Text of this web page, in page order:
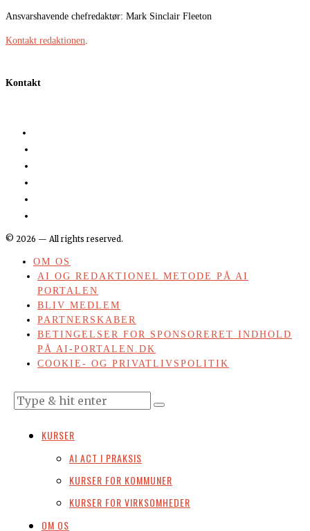
Ansvarshavende chefredaktør: Mark Sinclair Fleeton
Kontakt redaktionen
Kontakt
© 2026 — All rights reserved.
OM OS
AI OG REDAKTIONEL METODE PÅ AI
PORTALEN
BLIV MEDLEM
PARTNERSKABER
BETINGELSER FOR SPONSORERET INDHOLD
PÅ AI-PORTALEN.DK
COOKIE- OG PRIVATLIVSPOLITIK
KURSER
AI ACT I PRAKSIS
KURSER FOR KOMMUNER
KURSER FOR VIRKSOMHEDER
OM OS